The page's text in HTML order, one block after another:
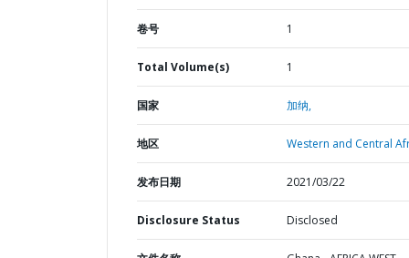
卷号 1
Total Volume(s) 1
国家 加纳,
地区 Western and Central
发布日期 2021/03/22
Disclosure Status Disclosed